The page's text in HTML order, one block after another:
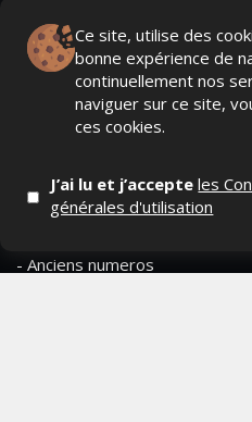
Ce site, utilise des
bonne expérience de
continuellement nos
naviguer sur ce site,
ces cookies.
J’ai lu et j’accepteles
générales d'utilisation
- Page d'accueil
- Qui sommes-nous ?
- Contactez-nous
MAGAZINE
- Anciens numeros